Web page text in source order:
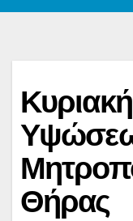
Θήρας